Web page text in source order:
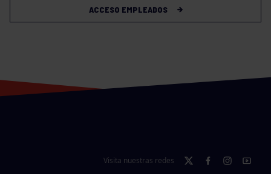
ACCESO EMPLEADOS
Visita nuestras redes